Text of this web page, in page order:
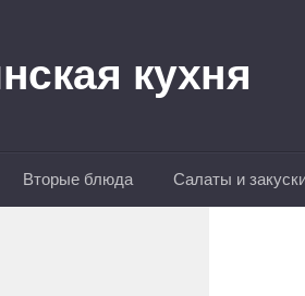
Вторые блюда Салаты и